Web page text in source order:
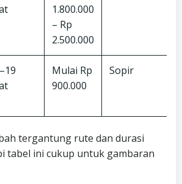
1.800.000
– Rp
2.500.000
Mulai Rp
900.000
Sopir
tergantung rute dan durasi
tabel ini cukup untuk gambaran